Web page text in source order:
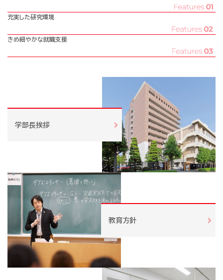
充実した研究環境
きめ細やかな就職支援
学部長挨拶
教育方針